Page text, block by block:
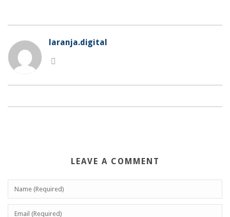
laranja.digital
LEAVE A COMMENT